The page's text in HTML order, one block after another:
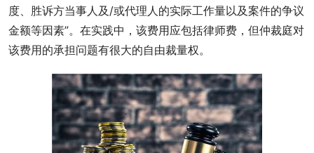
度、胜诉方当事人及/或代理人的实际工作量以及案件的争议
金额等因素”。在实践中，该费用应包括律师费，但仲裁庭对
该费用的承担问题有很大的自由裁量权。